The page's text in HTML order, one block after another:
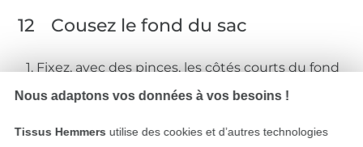
12 Cousez le fond du sac
1. Fixez, avec des pinces, les côtés courts du fond
du sac à la pièce cousue précédemment, endroit
cousue précédemment sont ouvertes.
Nous adaptons vos données à vos besoins !
Tissus Hemmers utilise des cookies et d’autres technologies